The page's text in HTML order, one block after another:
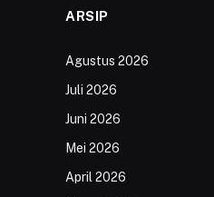
ARSIP
Agustus 2026
Juli 2026
Juni 2026
Mei 2026
April 2026